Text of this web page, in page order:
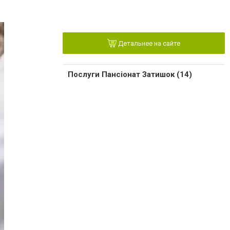
Детальнее на сайте
Послуги Пансіонат Затишок (14)